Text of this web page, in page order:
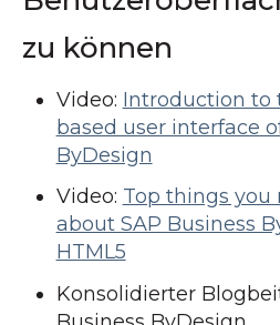
zu können
Video: Introduction to
based user interface
ByDesign
Video: Top things you
about SAP Business
HTML5
Konsolidierter